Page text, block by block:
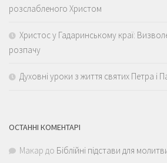
розслабленого Христом
Христос у Гадаринському краї:
розпачу
Духовні уроки з життя святих Петра і
ОСТАННІ КОМЕНТАРІ
Макар до Біблійні підстави для